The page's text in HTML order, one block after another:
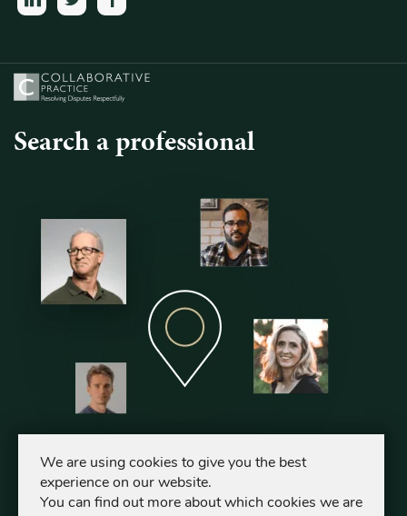
Search a professional
We are using cookies to give you the best
experience on our website.
You can find out more about which cookies we are